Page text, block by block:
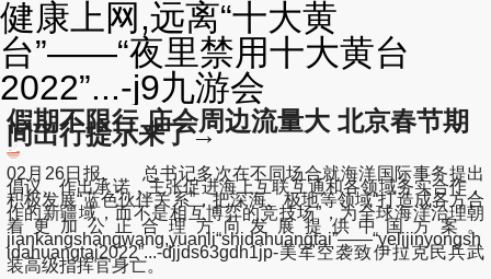
健康上网,远离“十大黄
台”——“夜里禁用十大黄台
2022”...-j9九游会
假期不限行 庙会周边流量大 北京春节期
间出行提示来了→
02月26日报, 总书记多次在不同场合就海洋国际事务提出
倡议、作出承诺，主张促进海上互联互通和各领域务实合作，
积极发展“蓝色伙伴关系”，把深海、极地等领域“打造成各方合
作的新疆域，而不是相互博弈的竞技场”，为全球海洋治理朝
着更加公正合理方向发展提供中国方案。
jiankangshangwang,yuanli“shidahuangtai”——“yelijinyongsh
idahuangtai2022”...-djjds63gdh1jp-美军空袭致伊拉克民兵武
装高级指挥官身亡。